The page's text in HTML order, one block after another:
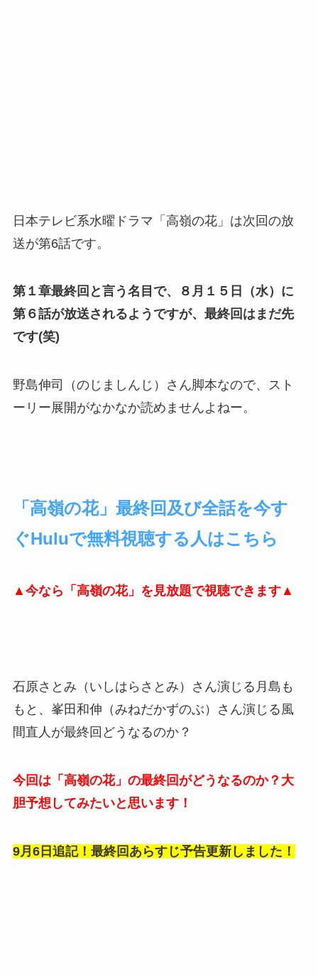
日本テレビ系水曜ドラマ「高嶺の花」は次回の放
送が第6話です。
第１章最終回と言う名目で、８月１５日（水）に
第６話が放送されるようですが、最終回はまだ先
です(笑)
野島伸司（のじましんじ）さん脚本なので、スト
ーリー展開がなかなか読めませんよねー。
「高嶺の花」最終回及び全話を今す
ぐHuluで無料視聴する人はこちら
▲今なら「高嶺の花」を見放題で視聴できます▲
石原さとみ（いしはらさとみ）さん演じる月島も
もと、峯田和伸（みねだかずのぶ）さん演じる風
間直人が最終回どうなるのか？
今回は「高嶺の花」の最終回がどうなるのか？大
胆予想してみたいと思います！
9月6日追記！最終回あらすじ予告更新しました！